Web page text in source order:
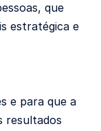
que
estratégica e
e para que a
resultados